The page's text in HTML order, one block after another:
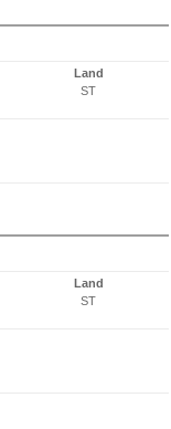
Land
ST
Land
ST